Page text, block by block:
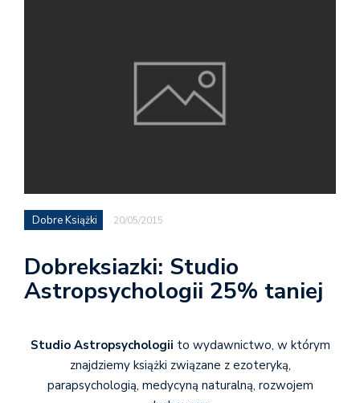
Dobre Książki 20/05/2015
Dobreksiazki: Studio
Astropsychologii 25% taniej
Studio Astropsychologii to wydawnictwo, w którym
znajdziemy książki związane z ezoteryką,
parapsychologią, medycyną naturalną, rozwojem